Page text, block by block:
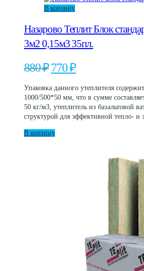
В корзину
Назарово Теплит Блок
3м2 0,15м3 35пл.
880₽ Первоначальная
цена
880 ₽.
770₽Текущая
цена:
Упаковка данного утеплителя
1000/500*50 мм, что в сумме
50 кг/м3, утеплитель из базальтовой
структурой для эффективной тепло- и
В корзину